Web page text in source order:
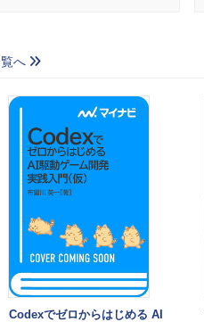
へ
Codexでゼロからはじめる AI